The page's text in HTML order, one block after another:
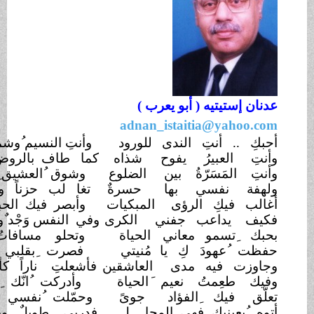
( أبو يعرب )
أنتِ الندى
للورود
يفوح شذاه
بين الضلوع
نفسي بها حسرةٌ
فيكِ الرؤى
المبكيات
يداعب جفني الكرى
معانيالحياة
ُعهودَ كِ يامُنيتي
فيه مدى
العاشقين
طعِمتُ نعيم
ِالفؤاد جوىً
وأنتِ النسيم ُوشمس ُالشروق ْ
كما طاف بالروض نَسْمٌ رقيقْ
وشوق ُالعشيق ِلضم
تغا لب حزناً وجرحاً عميق
وأبصر فيك الحبيب
وفي النفس وَجْد ٌوقلب
وتحلو مسافاتُ أي
فصرت ِبقلبي َكُنْهَ
الرحيق
فأشعلتِ ناراً كأعتى
حريق
وأدركت ُانّك ِأغلى
رفيق
وحمّلت ُنفسي بما لا تطيق